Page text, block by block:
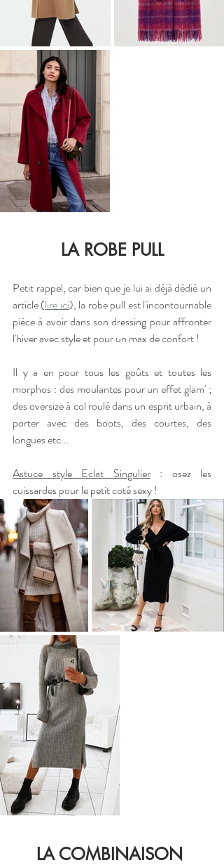
LA ROBE PULL
Petit rappel, car bien que je lui ai déjà dédié un
article (lire ici), la robe pull est l'incontournable
pièce à avoir dans son dressing pour affronter
l'hiver avec style et pour un max de confort !
Il y a en pour tous les goûts et toutes les
morphos : des moulantes pour un effet glam' ;
des oversize à col roulé dans un esprit urbain, à
porter avec des boots, des courtes, des
longues etc...
Astuce style Eclat Singulier : osez les
cuissardes pour le petit coté sexy !
LA COMBINAISON